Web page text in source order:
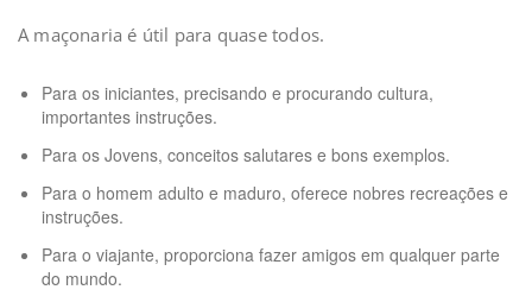
A maçonaria é útil para quase todos.
Para os iniciantes, precisando e procurando cultura,
importantes instruções.
Para os Jovens, conceitos salutares e bons exemplos.
Para o homem adulto e maduro, oferece nobres recreações e
instruções.
Para o viajante, proporciona fazer amigos em qualquer parte
do mundo.